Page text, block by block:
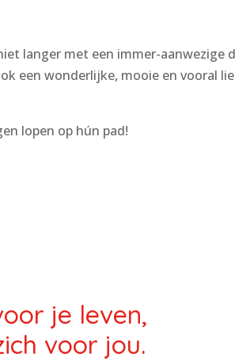
langer met een immer-aanwezige
een wonderlijke, mooie en vooral
lopen op hún pad!
je leven,
voor jou.